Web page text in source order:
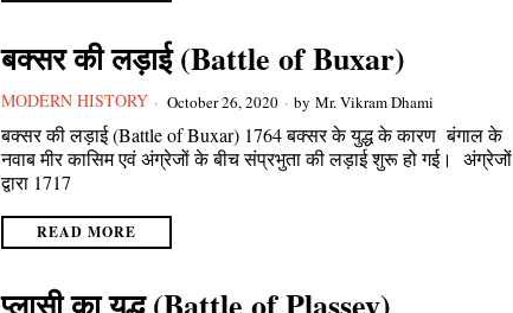
बक्सर की लड़ाई (Battle of Buxar)
MODERN HISTORY October 26, 2020 by Mr. Vikram Dhami
बक्सर की लड़ाई (Battle of Buxar) 1764 बक्सर के युद्ध के कारण बंगाल के
नवाब मीर कासिम एवं अंग्रेजों के बीच संप्रभुता की लड़ाई शुरू हो गई। अंग्रेजों
द्वारा 1717
READ MORE